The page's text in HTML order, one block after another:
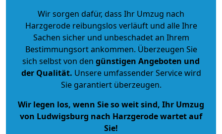
Wir sorgen dafür, dass Ihr Umzug nach
Harzgerode reibungslos verläuft und alle Ihre
Sachen sicher und unbeschadet an Ihrem
Bestimmungsort ankommen. Überzeugen Sie
sich selbst von den günstigen Angeboten und
der Qualität. Unsere umfassender Service wird
Sie garantiert überzeugen.
Wir legen los, wenn Sie so weit sind, Ihr Umzug
von Ludwigsburg nach Harzgerode wartet auf
Sie!